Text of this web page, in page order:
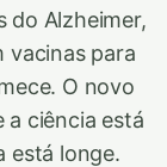
do Alzheimer,
vacinas para
O novo
a ciência está
está longe.